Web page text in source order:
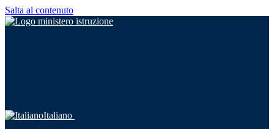
Salta al contenuto
Italiano